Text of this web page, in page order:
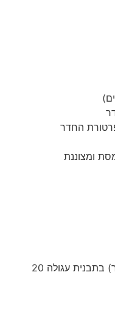
החדר
נשמן ונפזר מעט קמח (או סוכר) בתבנית עגולה 20